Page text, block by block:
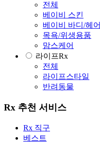
전체
베이비 스킨
베이비 바디/헤어
목욕/위생용품
맘스케어
라이프Rx
전체
라이프스타일
반려동물
Rx 추천 서비스
Rx 직구
베스트